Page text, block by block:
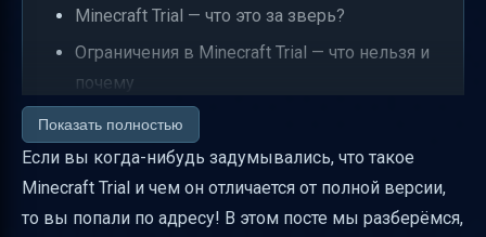
Minecraft Trial — что это за зверь?
Ограничения в Minecraft Trial — что нельзя и
почему
Что доступно в Minecraft Trial — свобода
творчества и выживания
Как работают подсказки и интерфейс
Что происходит после окончания 90 минут
Показать полностью
Если вы когда-нибудь задумывались, что такое
Minecraft Trial и чем он отличается от полной версии,
то вы попали по адресу! В этом посте мы разберёмся,